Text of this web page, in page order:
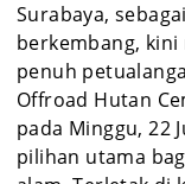
Surabaya,
berkembang,
penuh
Offroad Hutan
pada Minggu, 22
pilihan utama